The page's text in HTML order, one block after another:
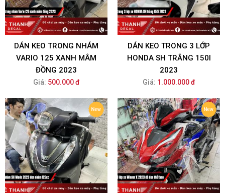
DÁN KEO TRONG NHÁM
VARIO 125 XANH MÂM
ĐỒNG 2023
Giá: 500.000 đ
DÁN KEO TRONG 3 LỚP
HONDA SH TRẮNG 150I
2023
Giá: 1.000.000 đ